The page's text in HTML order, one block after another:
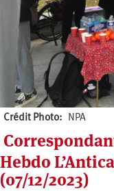
Crédit Photo NPA
Hebdo
(07/12/2023)